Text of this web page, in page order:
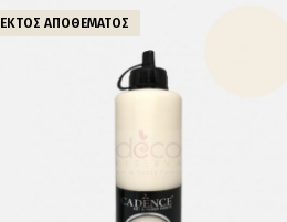
ΕΚΤΌΣ ΑΠΟΘΈΜΑΤΟΣ